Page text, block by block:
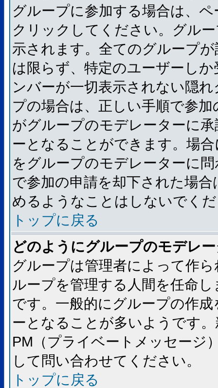
グループに参加する場合は、
クリックしてください。グル
示されます。全てのグループ
は限らず、特定のユーザーし
ンバーが一切表示されない隠
プの場合は、正しい手順で参
がグループのモデレーターに
ーとなることができます。場
をグループのモデレーターに
で参加の申請を却下された場
めるようなことはしないでく
トップに戻る
どのようにグループのモデレ
グループは管理者によって作
ループを管理する人間を任命
です。一般的にグループの作
ーとなることが多いようです
PM（プライベートメッセージ
して問い合わせてください。
トップに戻る